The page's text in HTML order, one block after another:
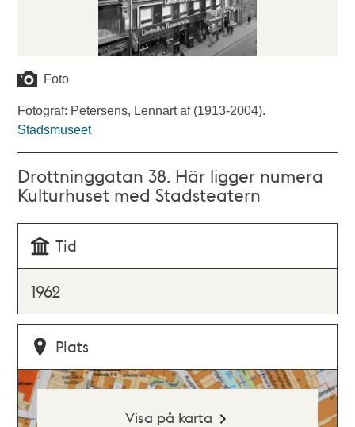
Foto
Fotograf: Petersens, Lennart af (1913-2004).
Stadsmuseet
Drottninggatan 38. Här ligger numera
Kulturhuset med Stadsteatern
Tid
1962
Plats
Visa på karta